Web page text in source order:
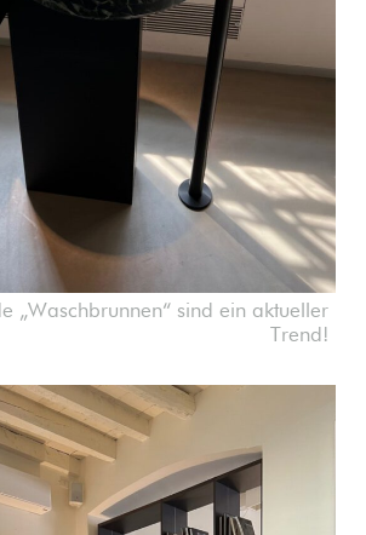
„Waschbrunnen“ sind ein aktueller
Trend!